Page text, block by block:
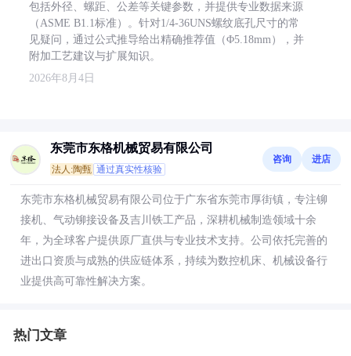
包括外径、螺距、公差等关键参数，并提供专业数据来源
（ASME B1.1标准）。针对1/4-36UNS螺纹底孔尺寸的常
见疑问，通过公式推导给出精确推荐值（Φ5.18mm），并
附加工艺建议与扩展知识。
2026年8月4日
东莞市东格机械贸易有限公司
法人:陶甄 通过真实性核验
咨询 进店
东莞市东格机械贸易有限公司位于广东省东莞市厚街镇，专注铆
接机、气动铆接设备及吉川铁工产品，深耕机械制造领域十余
年，为全球客户提供原厂直供与专业技术支持。公司依托完善的
进出口资质与成熟的供应链体系，持续为数控机床、机械设备行
业提供高可靠性解决方案。
热门文章